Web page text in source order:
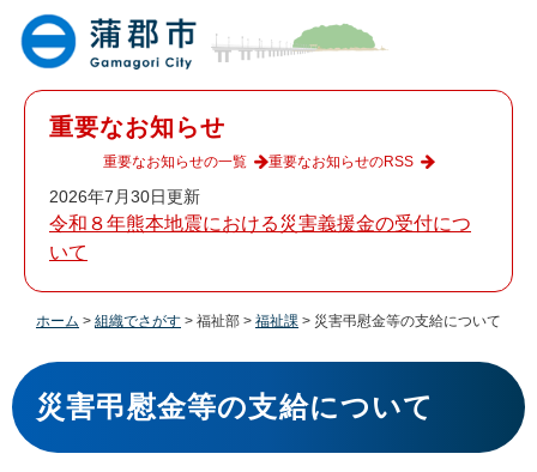
重要なお知らせ
2026年7月30日更新
令和８年熊本地震における災害義援金の受付につ
いて
重要なお知らせの一覧 重要なお知らせのRSS
ホーム > 組織でさがす > 福祉部 > 福祉課 > 災害弔慰金等の支給について
本
文
災害弔慰金等の支給について